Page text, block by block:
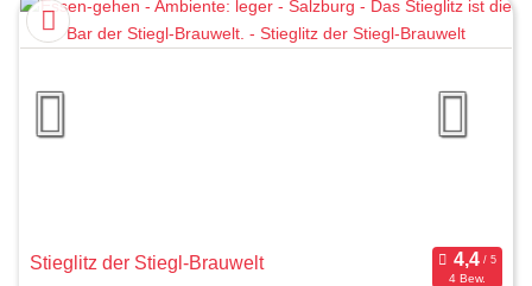
Stieglitz der Stiegl-Brauwelt
4 Bew.